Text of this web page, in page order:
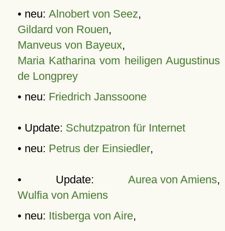
• neu: Alnobert von Seez,
Gildard von Rouen,
Manveus von Bayeux,
Maria Katharina vom heiligen Augustinus
de Longprey
• neu: Friedrich Janssoone
• Update: Schutzpatron für Internet
• neu: Petrus der Einsiedler,
• Update: Aurea von Amiens,
Wulfia von Amiens
• neu: Itisberga von Aire,